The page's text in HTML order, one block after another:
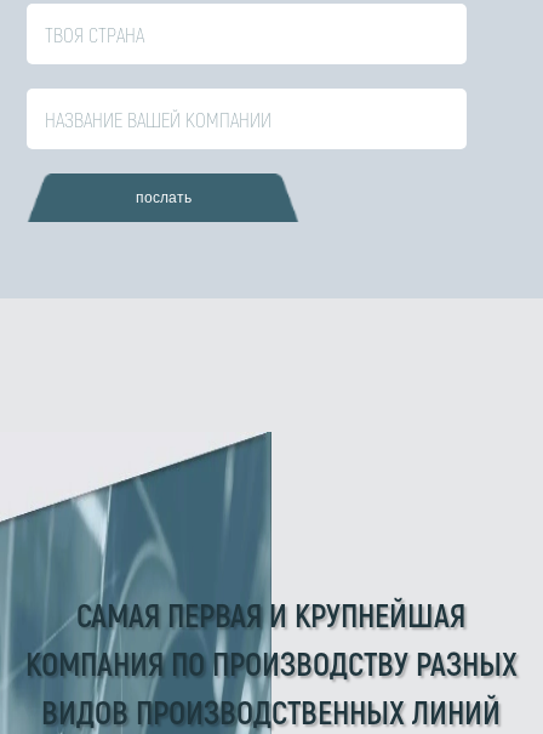
послать
САМАЯ ПЕРВАЯ И КРУПНЕЙШАЯ
КОМПАНИЯ ПО ПРОИЗВОДСТВУ РАЗНЫХ
ВИДОВ ПРОИЗВОДСТВЕННЫХ ЛИНИЙ